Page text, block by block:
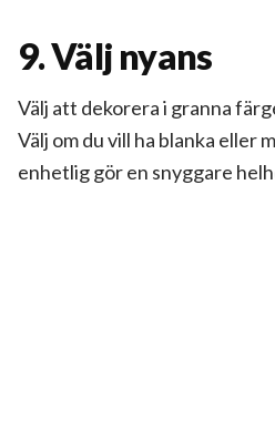
9. Välj nyans
Välj att dekorera i granna
Välj om du vill ha blanka eller
enhetlig gör en snyggare